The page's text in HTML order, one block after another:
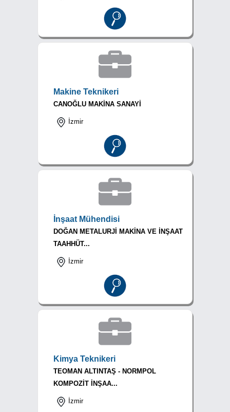
Makine Teknikeri
CANOĞLU MAKİNA SANAYİ
İzmir
İnşaat Mühendisi
DOĞAN METALURJİ MAKİNA VE İNŞAAT
TAAHHÜT...
İzmir
Kimya Teknikeri
TEOMAN ALTINTAŞ - NORMPOL
KOMPOZİT İNŞAA...
İzmir